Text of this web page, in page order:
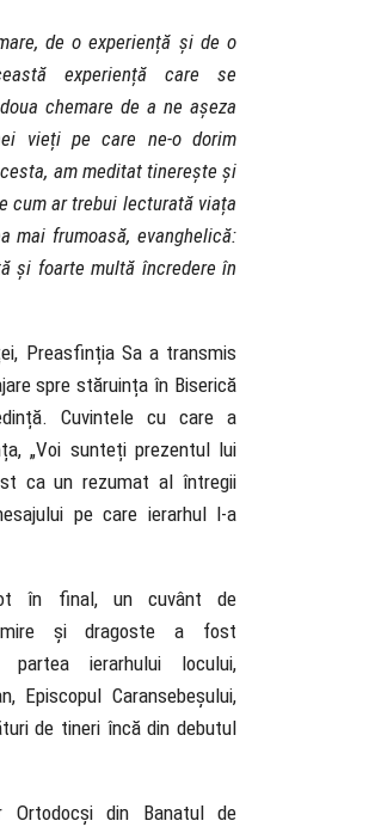
de o experiență și de o
experiență care se
chemare de a ne așeza
vieți pe care ne-o dorim
am meditat tinerește și
cum ar trebui lecturată viața
mai frumoasă, evanghelică:
și foarte multă încredere în
Preasfinția Sa a transmis
spre stăruința în Biserică
Cuvintele cu care a
„Voi sunteți prezentul lui
ca un rezumat al întregii
pe care ierarhul l-a
în final, un cuvânt de
și dragoste a fost
ierarhului locului,
Episcopul Caransebeșului,
de tineri încă din debutul
Ortodocși din Banatul de